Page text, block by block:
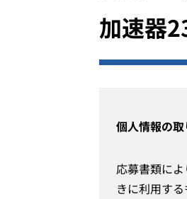
加速器
個人情報の
応募書類に
きに利用す